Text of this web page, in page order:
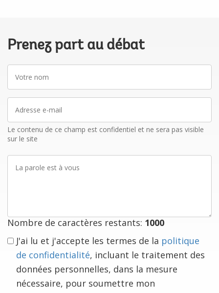
Prenez part au débat
nom
mail
Le contenu de ce champ est confidentiel et ne sera pas visible
sur le site
parole
Nombre de caractères restants: 1000
J'ai lu et j'accepte les termes de la politique
de confidentialité, incluant le traitement des
données personnelles, dans la mesure
nécessaire, pour soumettre mon